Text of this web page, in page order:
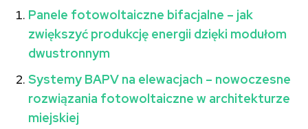
Panele fotowoltaiczne bifacjalne – jak
zwiększyć produkcję energii dzięki modułom
dwustronnym
Systemy BAPV na elewacjach – nowoczesne
rozwiązania fotowoltaiczne w architekturze
miejskiej